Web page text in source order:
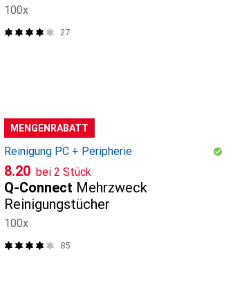
100x
27
MENGENRABATT
Reinigung PC + Peripherie
CHF
8.20 bei 2 Stück
Q-Connect Mehrzweck
Reinigungstücher
100x
85